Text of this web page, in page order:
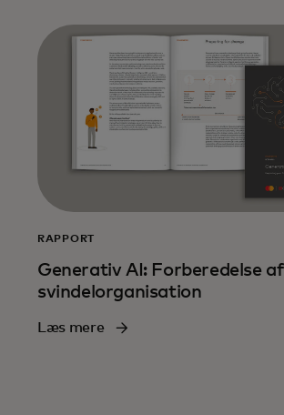
RAPPORT
Generativ AI: Forberedelse
svindelorganisation
Læs mere